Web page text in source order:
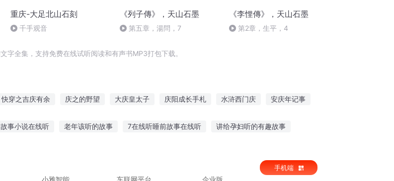
重庆-大足北山石刻
千手观音
《列子傳》，天山石墨
第五章，湯問，7
《李悝傳》，天山石墨
第2章，生平，4
全集，支持免费在线试听阅读和有声书MP3打包下载。
快穿之吉庆有余 庆之的野望 大庆皇太子 庆阳成长手札 水浒西门庆 安庆年记事
事小说在线听 老年该听的故事 7在线听睡前故事在线听 讲给孕妇听的有趣故事
小雅智能 车联网平台 企业版
手机端